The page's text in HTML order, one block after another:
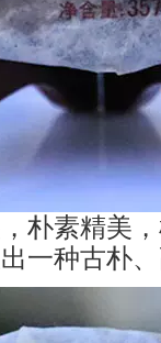
朴素精美
一种古朴、